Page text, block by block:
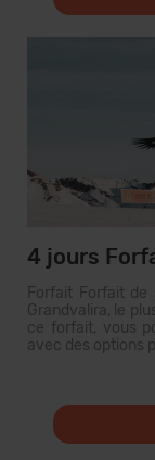
4 jours
Forfait Forfait
Grandvalira, le
ce forfait, vous
avec des options